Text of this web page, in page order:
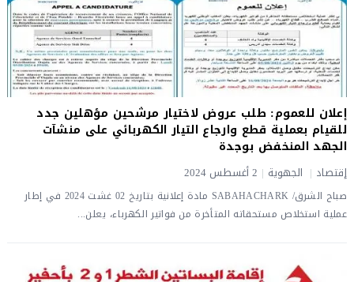
إعلان للعموم: طلب عروض لاختيار مرشحين مؤهلين جدد
للقيام بعملية قطع وارجاع التيار الكهربائي على منشآت
الجهد المنخفض بوجدة
إقتصاد الجهوية 2 أغسطس 2024
صباح الشرق/ SABAHACHARK مادة إعلانية بتاريخ 02 غشت 2024 في إطار
عملية استخلاص مستحقاته المتأخرة من فواتير الكهرباء، يعلن...